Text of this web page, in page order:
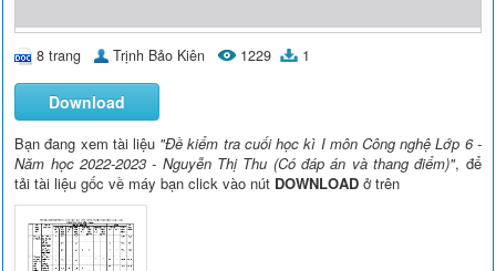
8 trang Trịnh Bảo Kiên 1229 1
Download
Bạn đang xem tài liệu "Đề kiểm tra cuối học kì I môn Công nghệ Lớp 6 -
Năm học 2022-2023 - Nguyễn Thị Thu (Có đáp án và thang điểm)", để
tải tài liệu gốc về máy bạn click vào nút DOWNLOAD ở trên